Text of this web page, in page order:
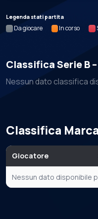
Legenda stati partita
Da giocare In corso
Classifica Serie B
Nessun dato classifica
Classifica
Giocatore
Nessun dato disponibile